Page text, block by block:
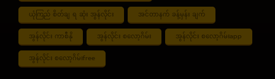
ယုံကြည် စိတ်ချ ရ ဆုံး အွန်လိုင်း အင်တာနက် ခန့်မှန်း ချက်
အွန်လိုင်း ကာစီနို အွန်လိုင်း စလော့ဂိမ်း အွန်လိုင်း စလော့ဂိမ်းapp
အွန်လိုင်း စလော့ဂိမ်းfree